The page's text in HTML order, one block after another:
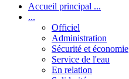
Accueil principal ...
...
Officiel
Administration
Sécurité et économie
Service de l'eau
En relation